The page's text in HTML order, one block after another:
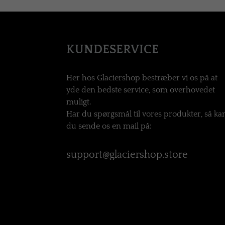
KUNDESERVICE
Her hos Glaciershop bestræber vi os på at
yde den bedste service, som overhovedet
muligt.
Har du spørgsmål til vores produkter, så
du sende os en mail på:
support@glaciershop.store